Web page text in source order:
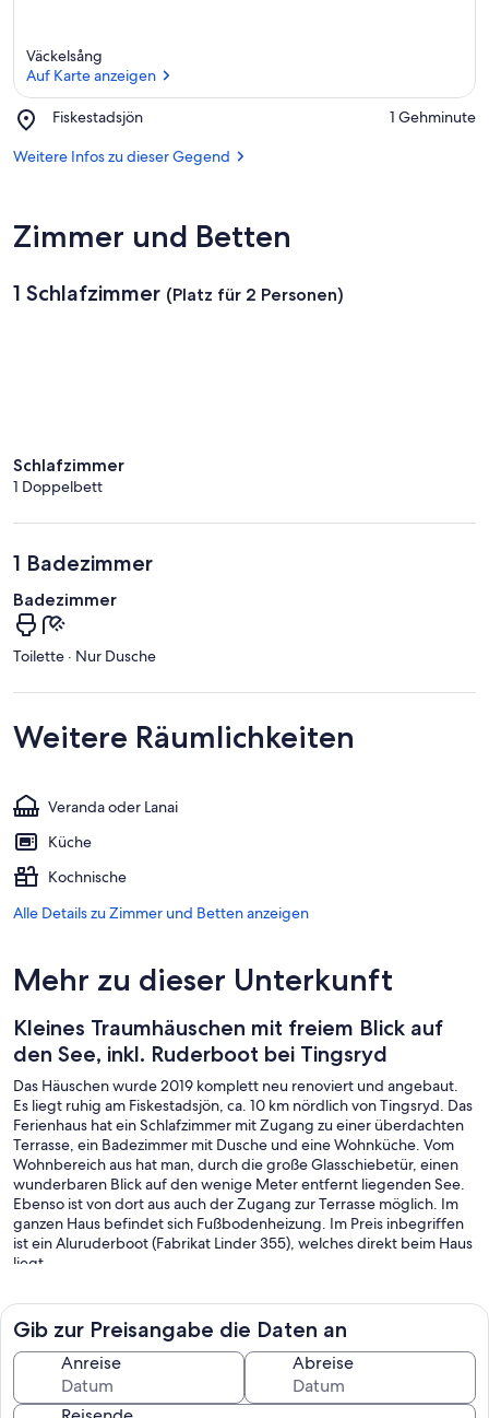
Väckelsång
Auf Karte anzeigen
Fiskestadsjön
Place,
‪1 Gehminute‬
Weitere Infos zu dieser Gegend
Zimmer und Betten
1 Schlafzimmer (Platz für 2 Personen)
Schlafzimmer
1 Doppelbett
1 Badezimmer
Badezimmer
Toilette · Nur Dusche
Weitere Räumlichkeiten
Veranda oder Lanai
Küche
Kochnische
Alle Details zu Zimmer und Betten anzeigen
Mehr zu dieser Unterkunft
Kleines Traumhäuschen mit freiem Blick auf
den See, inkl. Ruderboot bei Tingsryd
Das Häuschen wurde 2019 komplett neu renoviert und angebaut.
Es liegt ruhig am Fiskestadsjön, ca. 10 km nördlich von Tingsryd. Das
Ferienhaus hat ein Schlafzimmer mit Zugang zu einer überdachten
Terrasse, ein Badezimmer mit Dusche und eine Wohnküche. Vom
Wohnbereich aus hat man, durch die große Glasschiebetür, einen
wunderbaren Blick auf den wenige Meter entfernt liegenden See.
Ebenso ist von dort aus auch der Zugang zur Terrasse möglich. Im
ganzen Haus befindet sich Fußbodenheizung. Im Preis inbegriffen
ist ein Aluruderboot (Fabrikat Linder 355), welches direkt beim Haus
liegt.
Das Ferienobjekt wird an bis zu maximal 2 Personen vermietet.
Aus Rücksicht auf Gäste mit Allergien, sind Haustiere in unseren
Häusern nicht erlaubt.
Auf dem Nachbargelände befindet sich das Ferienhaus Söftestorp
Gib zur Preisangabe die Daten an
Anreise Abreise